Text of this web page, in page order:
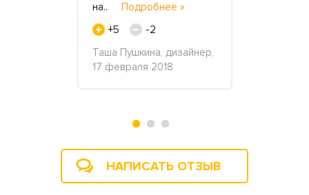
на.. Подробнее »
+5
-2
Таша Пушкина, дизайнер,
17 февраля 2018
НАПИСАТЬ ОТЗЫВ